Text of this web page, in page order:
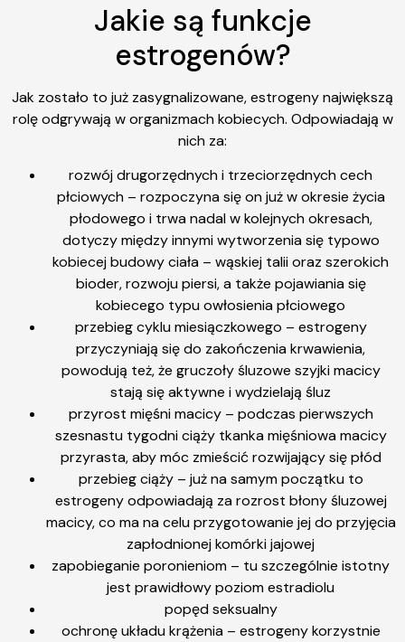
Jakie są funkcje
estrogenów?
Jak zostało to już zasygnalizowane, estrogeny największą
rolę odgrywają w organizmach kobiecych. Odpowiadają w
nich za:
rozwój drugorzędnych i trzeciorzędnych cech
płciowych – rozpoczyna się on już w okresie życia
płodowego i trwa nadal w kolejnych okresach,
dotyczy między innymi wytworzenia się typowo
kobiecej budowy ciała – wąskiej talii oraz szerokich
bioder, rozwoju piersi, a także pojawiania się
kobiecego typu owłosienia płciowego
przebieg cyklu miesiączkowego – estrogeny
przyczyniają się do zakończenia krwawienia,
powodują też, że gruczoły śluzowe szyjki macicy
stają się aktywne i wydzielają śluz
przyrost mięśni macicy – podczas pierwszych
szesnastu tygodni ciąży tkanka mięśniowa macicy
przyrasta, aby móc zmieścić rozwijający się płód
przebieg ciąży – już na samym początku to
estrogeny odpowiadają za rozrost błony śluzowej
macicy, co ma na celu przygotowanie jej do przyjęcia
zapłodnionej komórki jajowej
zapobieganie poronieniom – tu szczególnie istotny
jest prawidłowy poziom estradiolu
popęd seksualny
ochronę układu krążenia – estrogeny korzystnie